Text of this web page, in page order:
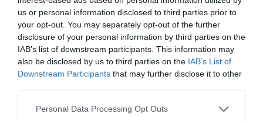
us or personal information disclosed to third parties prior to
your opt-out. You may separately opt-out of the further
disclosure of your personal information by third parties on the
IAB’s list of downstream participants. This information may
also be disclosed by us to third parties on the IAB’s List of
Downstream Participants that may further disclose it to other
Personal Data Processing Opt Outs
forma que el ejemplo GameStop se extendió como
una mancha de aceite hacia otras empresas con
tendencias bajistas en sus cotizaciones, como es
el caso de la mítica BlackBerry, antiguo líder del
mercado de lossmartphones. Pero después de la
videojuegos llegaron a caer cerca del 90%, a